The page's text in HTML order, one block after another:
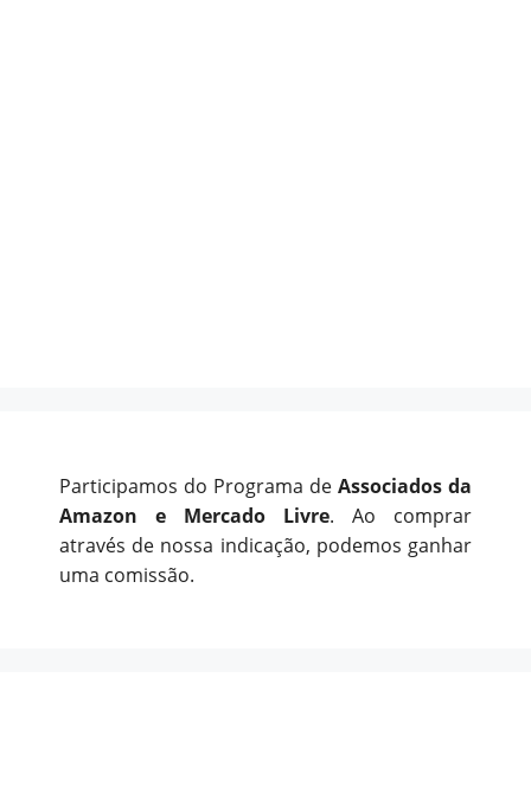
Participamos do Programa de Associados da
Amazon e Mercado Livre. Ao comprar
através de nossa indicação, podemos ganhar
uma comissão.